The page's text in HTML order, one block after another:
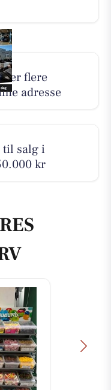
flere
adresse
til salg i
kr